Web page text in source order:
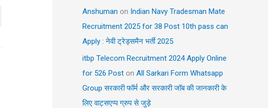
Anshuman on Indian Navy Tradesman Mate
Recruitment 2025 for 38 Post 10th pass can
Apply : नेवी ट्रेड्समैन भर्ती 2025
itbp Telecom Recruitment 2024 Apply Online
for 526 Post on All Sarkari Form Whatsapp
Group सरकारी फॉर्म और सरकारी जॉब की जानकारी के
लिए वाट्सएप्प ग्रुप से जुड़े